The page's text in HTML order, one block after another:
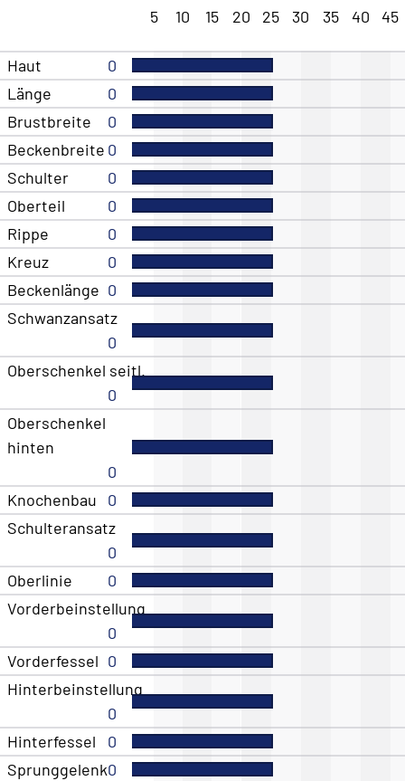
5 10 15 20 25 30 35 40 45
Haut
0
Länge
0
Brustbreite
0
Beckenbreite 0
Schulter
0
Oberteil
0
Rippe
0
Kreuz
0
Beckenlänge 0
Schwanzansatz
0
Oberschenkel seitl.
0
Oberschenkel
hinten
0
Knochenbau
0
Schulteransatz
0
Oberlinie
0
Vorderbeinstellung
0
Vorderfessel 0
Hinterbeinstellung
0
Hinterfessel
0
Sprunggelenk0